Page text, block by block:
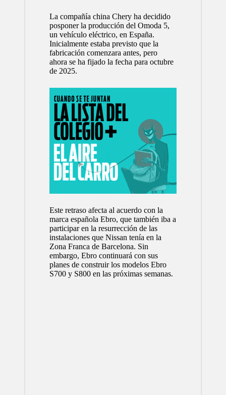
La compañía china Chery ha decidido
posponer la producción del Omoda 5,
un vehículo eléctrico, en España.
Inicialmente estaba previsto que la
fabricación comenzara antes, pero
ahora se ha fijado la fecha para octubre
de 2025.
Este retraso afecta al acuerdo con la
marca española Ebro, que también iba a
participar en la resurrección de las
instalaciones que Nissan tenía en la
Zona Franca de Barcelona. Sin
embargo, Ebro continuará con sus
planes de construir los modelos Ebro
S700 y S800 en las próximas semanas.